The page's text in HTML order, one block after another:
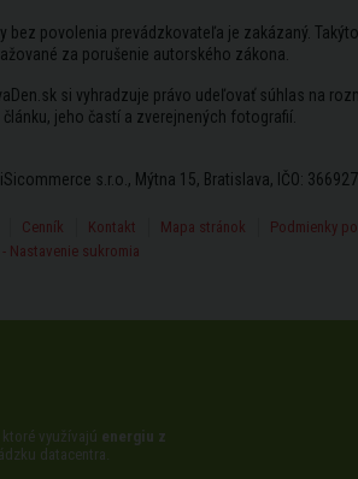
bez povolenia prevádzkovateľa je zakázaný.
za porušenie autorského zákona.
si vyhradzuje právo udeľovať súhlas na
jeho častí a zverejnených fotografií.
s.r.o., Mýtna 15, Bratislava, IČO:
Cenník Kontakt Mapa stránok
Podmienky
- Nastavenie sukromia
využívajú energiu z
datacentra.